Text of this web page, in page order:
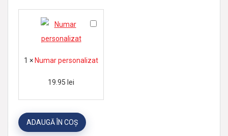
N
1 × Numar personalizat
19.95 lei
ADAUGĂ ÎN COȘ